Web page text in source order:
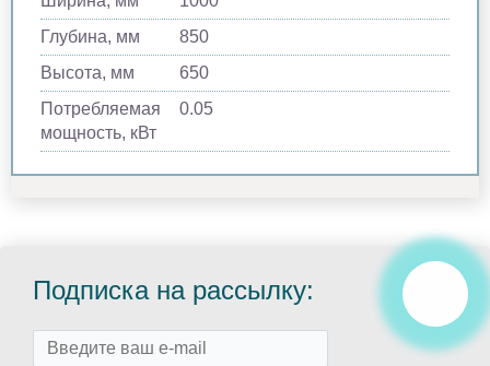
Глубина, мм
850
Высота, мм
650
Потребляемая
мощность, кВт
0.05
Подписка на рассылку: